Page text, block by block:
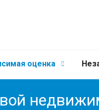
оценка